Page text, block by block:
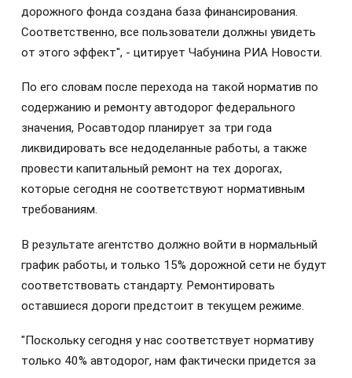
дорожного фонда создана база финансирования.
Соответственно, все пользователи должны увидеть
от этого эффект", - цитирует Чабунина РИА Новости.
По его словам после перехода на такой норматив по
содержанию и ремонту автодорог федерального
значения, Росавтодор планирует за три года
ликвидировать все недоделанные работы, а также
провести капитальный ремонт на тех дорогах,
которые сегодня не соответствуют нормативным
требованиям.
В результате агентство должно войти в нормальный
график работы, и только 15% дорожной сети не будут
соответствовать стандарту. Ремонтировать
оставшиеся дороги предстоит в текущем режиме.
"Поскольку сегодня у нас соответствует нормативу
только 40% автодорог, нам фактически придется за